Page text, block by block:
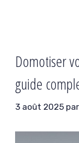
Domotiser
guide
3 août 2025 par